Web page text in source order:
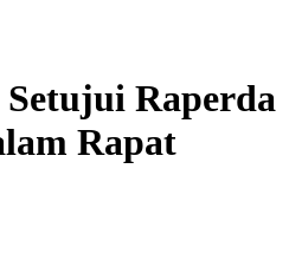
Raperda
Rapat